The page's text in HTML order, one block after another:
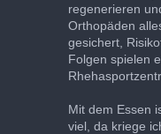
regenerieren
Orthopäden
gesichert,
Folgen spielen
Mit dem Essen
viel, da kriege